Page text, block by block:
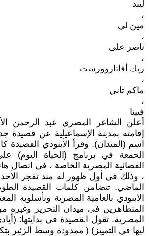
ليند
،
مين لي
،
ناصر على
،
ريك أفاتاروورست
،
ماكم تاني
،
فيينا
أعلن الشاعر المصري عبد الرحمن
إقامته بمدينة الإسماعيلية عن قصيدة
اسم (الميدان). وقرأ الأبنودي
الجمعة في برنامج (الحياة اليوم)
الفضائية المصرية الخاصة ، في اتصال
الماضي. تتضامن كلمات القصيدة
الابنودي بالعامية المصرية وبأسلوبه
المتظاهرين في ميدان التحرير وغيره
المصرية. تقول القصيدة في بدايتها:
ليها في التمييز) ( ممدودة وسط الزئير